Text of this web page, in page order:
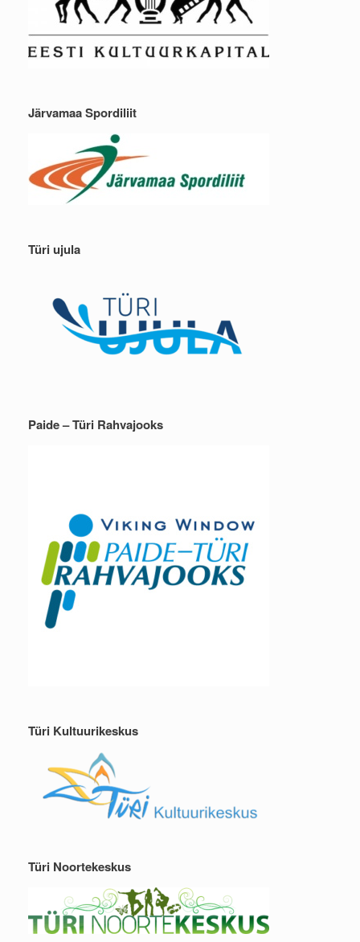
Järvamaa Spordiliit
Türi ujula
Paide – Türi Rahvajooks
Türi Kultuurikeskus
Türi Noortekeskus